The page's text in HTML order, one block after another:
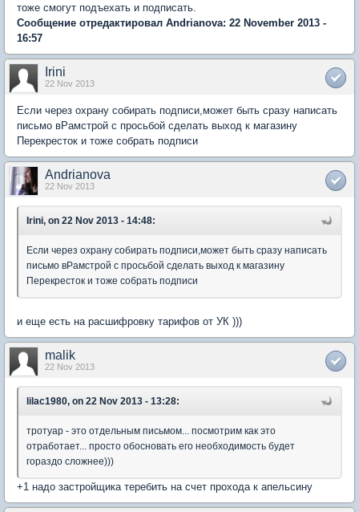
тоже смогут подъехать и подписать.
Сообщение отредактировал Andrianova: 22 November 2013 -
16:57
Irini
22 Nov 2013
Если через охрану собирать подписи,может быть сразу написать
письмо вРамстрой с просьбой сделать выход к магазину
Перекресток и тоже собрать подписи
Andrianova
22 Nov 2013
Irini, on 22 Nov 2013 - 14:48:
Если через охрану собирать подписи,может быть сразу написать
письмо вРамстрой с просьбой сделать выход к магазину
Перекресток и тоже собрать подписи
и еще есть на расшифровку тарифов от УК )))
malik
22 Nov 2013
lilac1980, on 22 Nov 2013 - 13:28:
тротуар - это отдельным письмом... посмотрим как это
отработает... просто обосновать его необходимость будет
гораздо сложнее)))
+1 надо застройщика теребить на счет прохода к апельсину